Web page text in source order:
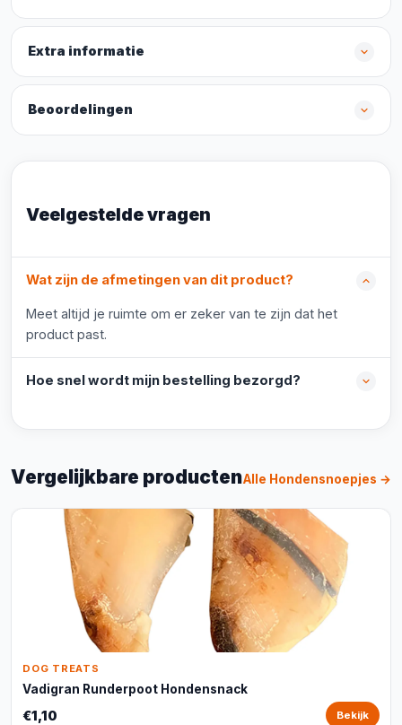
Extra informatie
Beoordelingen
Veelgestelde vragen
Wat zijn de afmetingen van dit product?
Meet altijd je ruimte om er zeker van te zijn dat het
product past.
Hoe snel wordt mijn bestelling bezorgd?
Vergelijkbare productenAlle Hondensnoepjes →
DOG TREATS
Vadigran Runderpoot Hondensnack
€1,10 Bekijk